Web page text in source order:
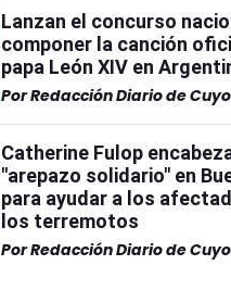
Lanzan el concurso
componer la canción
papa León XIV en
PorRedacción Diario de Cuyo
Catherine Fulop
"arepazo solidario" en
para ayudar a los
los terremotos
PorRedacción Diario de Cuyo